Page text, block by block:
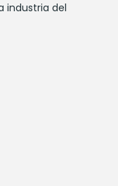
industria del